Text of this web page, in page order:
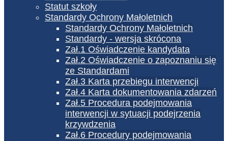
Statut szkoły
Standardy Ochrony Małoletnich
Standardy Ochrony Małoletnich
Standardy - wersja skrócona
Zał.1 Oświadczenie kandydata
Zał.2 Oświadczenie o zapoznaniu się
ze Standardami
Zał.3 Karta przebiegu interwencji
Zał.4 Karta dokumentowania zdarzeń
Zał.5 Procedura podejmowania
interwencji w sytuacji podejrzenia
krzywdzenia
Zał.6 Procedury podejmowania